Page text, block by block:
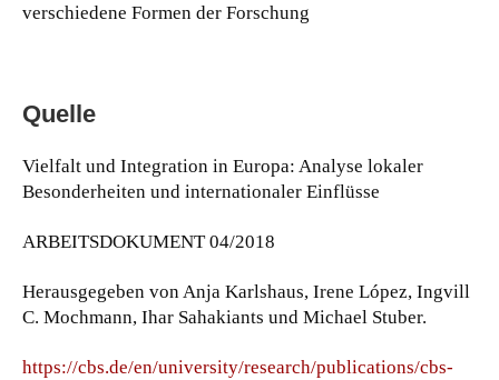
verschiedene Formen der Forschung
Quelle
Vielfalt und Integration in Europa: Analyse lokaler
Besonderheiten und internationaler Einflüsse
ARBEITSDOKUMENT 04/2018
Herausgegeben von Anja Karlshaus, Irene López, Ingvill
C. Mochmann, Ihar Sahakiants und Michael Stuber.
https://cbs.de/en/university/research/publications/cbs-